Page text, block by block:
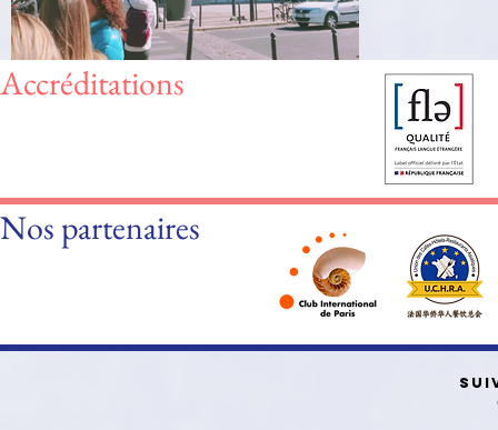
Accréditations
Nos partenaires